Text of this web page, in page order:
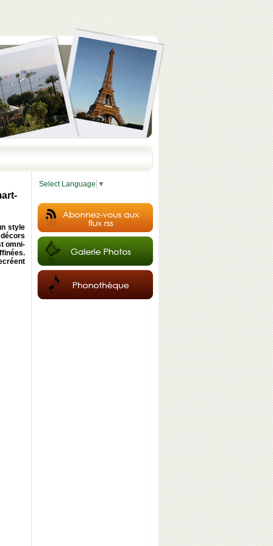
style
omni-
Select Language ▼